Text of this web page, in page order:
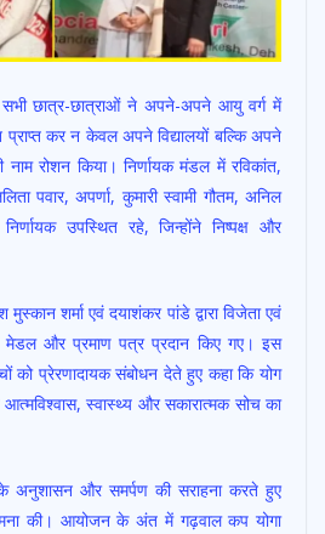
सभी छात्र-छात्राओं ने अपने-अपने आयु वर्ग में
प्राप्त कर न केवल अपने विद्यालयों बल्कि अपने
नाम रोशन किया। निर्णायक मंडल में रविकांत,
पवार, अपर्णा, कुमारी स्वामी गौतम, अनिल
उपस्थित रहे, जिन्होंने निष्पक्ष और
शर्मा एवं दयाशंकर पांडे द्वारा विजेता एवं
मेडल और प्रमाण पत्र प्रदान किए गए। इस
को प्रेरणादायक संबोधन देते हुए कहा कि योग
आत्मविश्वास, स्वास्थ्य और सकारात्मक सोच का
अनुशासन और समर्पण की सराहना करते हुए
की। आयोजन के अंत में गढ़वाल कप योगा